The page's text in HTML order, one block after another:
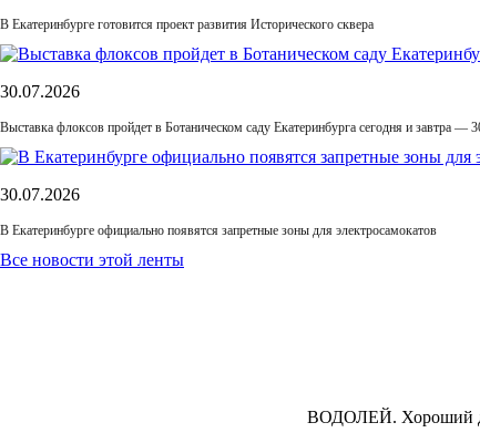
В Екатеринбурге готовится проект развития Исторического сквера
30.07.2026
Выставка флоксов пройдет в Ботаническом саду Екатеринбурга сегодня и завтра —
30.07.2026
В Екатеринбурге официально появятся запретные зоны для электросамокатов
Все новости этой ленты
ВОДОЛЕЙ. Хороший